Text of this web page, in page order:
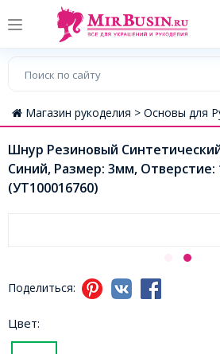
Магазин рукоделия > Основы для
Шнур Резиновый
Синий, Размер: 3мм, Отверстие:
(УТ100016760)
Поделиться:
Цвет: